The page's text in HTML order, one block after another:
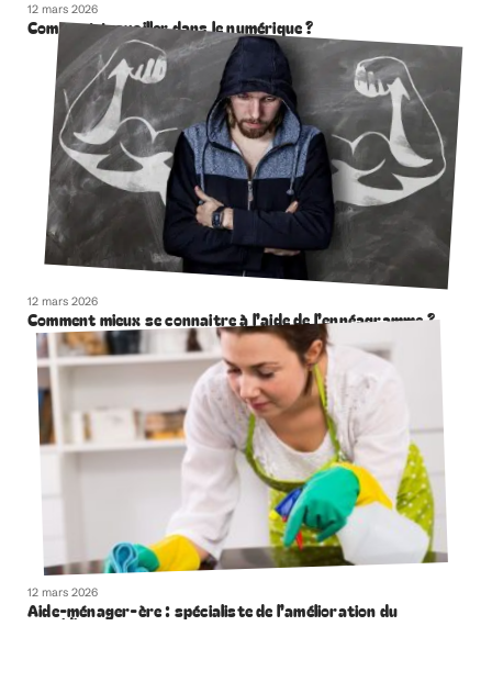
12 mars 2026
Comment travailler dans le numérique ?
12 mars 2026
Comment mieux se connaitre à l’aide de l’ennéagramme ?
12 mars 2026
Aide-ménager-ère : spécialiste de l’amélioration du
quotidien